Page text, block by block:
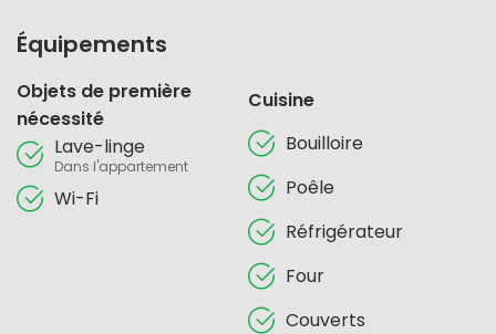
Équipements
Objets de première
nécessité
Lave-linge
Dans l'appartement
Wi-Fi
Cuisine
Bouilloire
Poêle
Réfrigérateur
Four
Couverts